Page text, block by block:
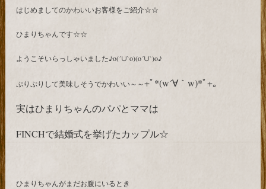
はじめましてのかわいいお客様をご紹介☆☆
ひまりちゃんです☆☆
ようこそいらっしゃいました♪o(´∪`o)(o´∪`)o♪
ぷりぷりして美味しそうでかわいい～～+ﾟ*(w´∀｀w)*ﾟ+｡
実はひまりちゃんのパパとママは
FINCHで結婚式を挙げたカップル☆
ひまりちゃんがまだお腹にいるとき